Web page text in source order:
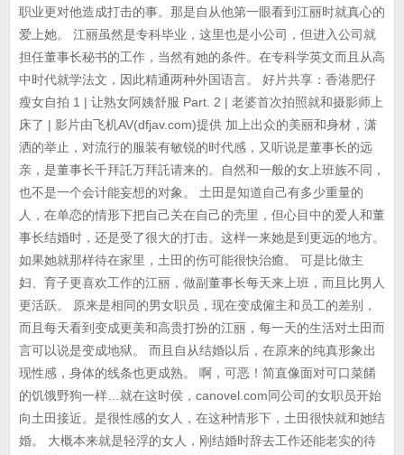
职业更对他造成打击的事。那是自从他第一眼看到江丽时就真心的
爱上她。 江丽虽然是专科毕业，这里也是小公司，但进入公司就
担任董事长秘书的工作，当然有她的条件。在专科学英文而且从高
中时代就学法文，因此精通两种外国语言。 好片共享：香港肥仔
瘦女自拍 1 | 让熟女阿姨舒服 Part. 2 | 老婆首次拍照就和摄影师上
床了 | 影片由飞机AV(dfjav.com)提供 加上出众的美丽和身材，潇
洒的举止，对流行的服装有敏锐的时代感，又听说是董事长的远
亲，是董事长千拜託万拜託请来的。自然和一般的女上班族不同，
也不是一个会计能妄想的对象。 土田是知道自己有多少重量的
人，在单恋的情形下把自己关在自己的壳里，但心目中的爱人和董
事长结婚时，还是受了很大的打击。这样一来她是到更远的地方。
如果她就那样待在家里，土田的伤可能很快治癒。 可是比做主
妇、育子更喜欢工作的江丽，做副董事长每天来上班，而且比男人
更活跃。 原来是相同的男女职员，现在变成僱主和员工的差别，
而且每天看到变成更美和高贵打扮的江丽，每一天的生活对土田而
言可以说是变成地狱。 而且自从结婚以后，在原来的纯真形象出
现性感，身体的线条也更成熟。 啊，可恶！简直像面对可口菜餚
的饥饿野狗一样…就在这时侯，canovel.com同公司的女职员开始
向土田接近。是很性感的女人，在这种情形下，土田很快就和她结
婚。 大概本来就是轻浮的女人，刚结婚时辞去工作还能老实的待